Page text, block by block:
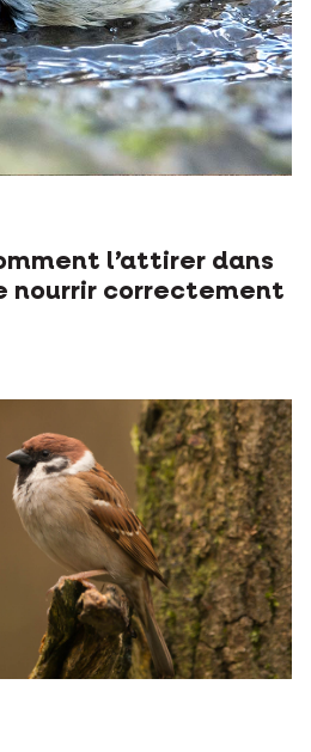
l’attirer dans
nourrir correctement